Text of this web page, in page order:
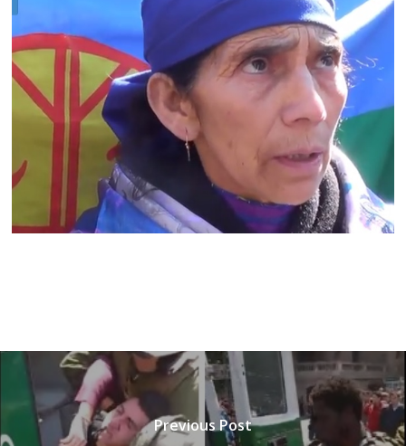
Previous Post